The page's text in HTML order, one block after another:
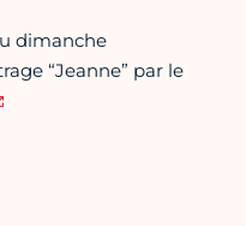
dimanche
“Jeanne” par le